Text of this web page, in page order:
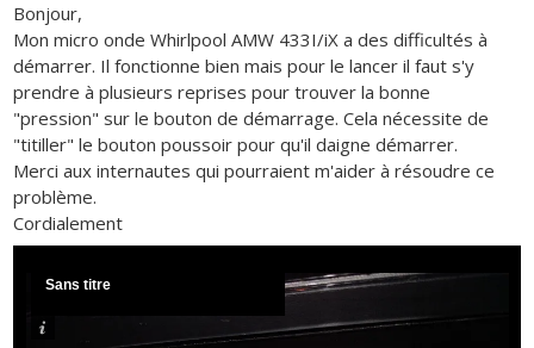
Bonjour,
Mon micro onde Whirlpool AMW 433I/iX a des difficultés à
démarrer. Il fonctionne bien mais pour le lancer il faut s'y
prendre à plusieurs reprises pour trouver la bonne
"pression" sur le bouton de démarrage. Cela nécessite de
"titiller" le bouton poussoir pour qu'il daigne démarrer.
Merci aux internautes qui pourraient m'aider à résoudre ce
problème.
Cordialement
Sans titre